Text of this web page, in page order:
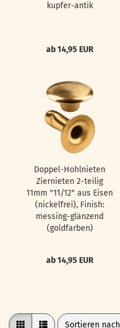
kupfer-antik
ab 14,95 EUR
Doppel-Hohlnieten
Ziernieten 2-teilig
11mm "11/12" aus Eisen
(nickelfrei), Finish:
messing-glänzend
(goldfarben)
ab 14,95 EUR
Sortieren nach
Sortieren nach